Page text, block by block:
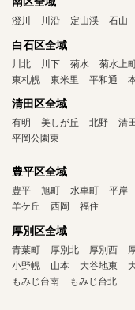
澄川 川沿 定山渓 石山
白石区全域
川北 川下 菊水 菊水上
東札幌
東米里 平和通
清田区全域
有明 美しが丘 北野 清田
平岡公園東
豊平区全域
豊平 旭町 水車町 平岸
羊ケ丘
西岡 福住
厚別区全域
青葉町 厚別北 厚別西
小野幌
山本 大谷地東
もみじ台南
もみじ台北